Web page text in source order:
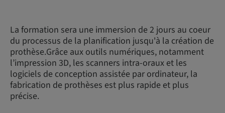
La formation sera une immersion de 2 jours au coeur
du processus de la planification jusqu'à la création de
prothèse.Grâce aux outils numériques, notamment
l’impression 3D, les scanners intra-oraux et les
logiciels de conception assistée par ordinateur, la
fabrication de prothèses est plus rapide et plus
précise.